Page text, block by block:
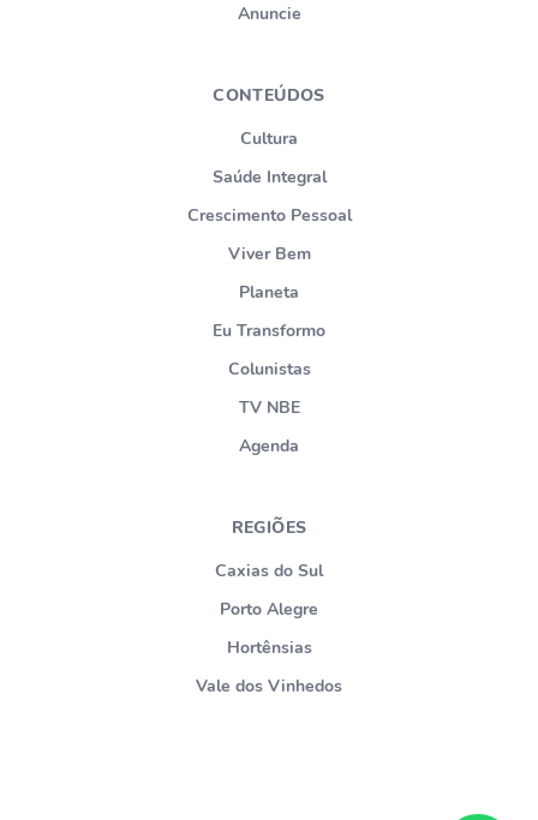
Anuncie
CONTEÚDOS
Cultura
Saúde Integral
Crescimento Pessoal
Viver Bem
Planeta
Eu Transformo
Colunistas
TV NBE
Agenda
REGIÕES
Caxias do Sul
Porto Alegre
Hortênsias
Vale dos Vinhedos